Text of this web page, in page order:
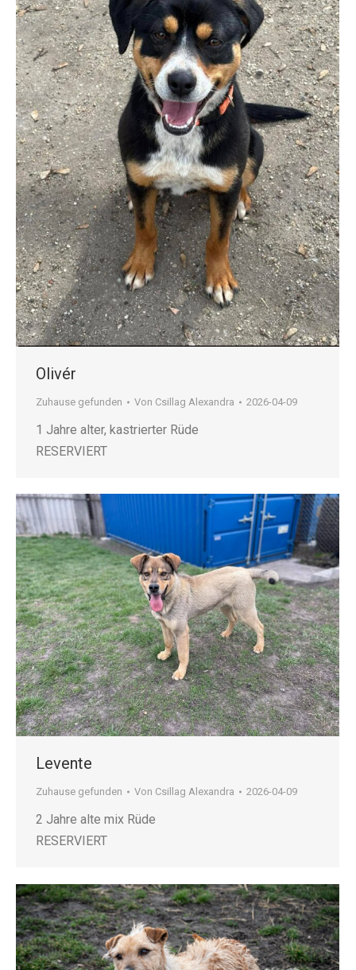
Olivér
Zuhause gefunden Von Csillag Alexandra 2026-04-09
1 Jahre alter, kastrierter Rüde
RESERVIERT
Levente
Zuhause gefunden Von Csillag Alexandra 2026-04-09
2 Jahre alte mix Rüde
RESERVIERT